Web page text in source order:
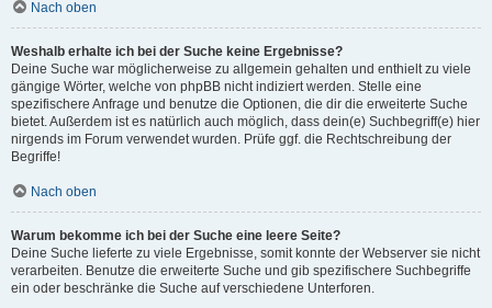
Nach oben
Weshalb erhalte ich bei der Suche keine Ergebnisse?
Deine Suche war möglicherweise zu allgemein gehalten und enthielt zu viele
gängige Wörter, welche von phpBB nicht indiziert werden. Stelle eine
spezifischere Anfrage und benutze die Optionen, die dir die erweiterte Suche
bietet. Außerdem ist es natürlich auch möglich, dass dein(e) Suchbegriff(e) hier
nirgends im Forum verwendet wurden. Prüfe ggf. die Rechtschreibung der
Begriffe!
Nach oben
Warum bekomme ich bei der Suche eine leere Seite?
Deine Suche lieferte zu viele Ergebnisse, somit konnte der Webserver sie nicht
verarbeiten. Benutze die erweiterte Suche und gib spezifischere Suchbegriffe
ein oder beschränke die Suche auf verschiedene Unterforen.